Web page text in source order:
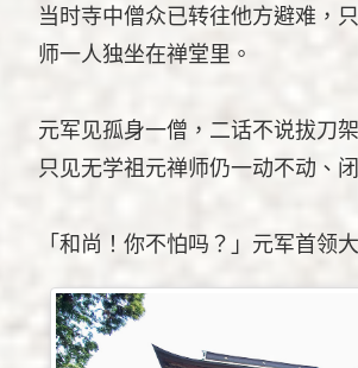
当时寺中僧众已转往他方避难，
师一人独坐在禅堂里。
元军见孤身一僧，二话不说拔刀
只见无学祖元禅师仍一动不动、
「和尚！你不怕吗？」元军首领